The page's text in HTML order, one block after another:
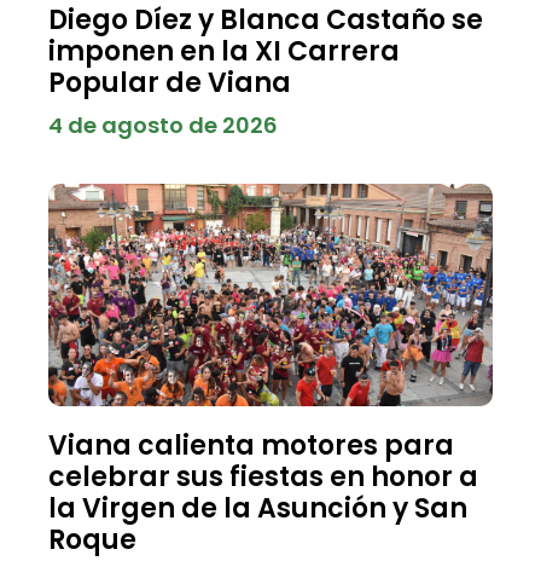
Diego Díez y Blanca Castaño se
imponen en la XI Carrera
Popular de Viana
4 de agosto de 2026
Viana calienta motores para
celebrar sus fiestas en honor a
la Virgen de la Asunción y San
Roque